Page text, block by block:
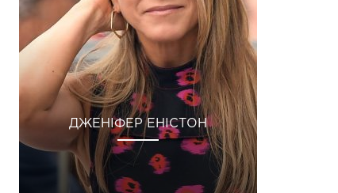
ДЖЕНІФЕР ЕНІСТОН